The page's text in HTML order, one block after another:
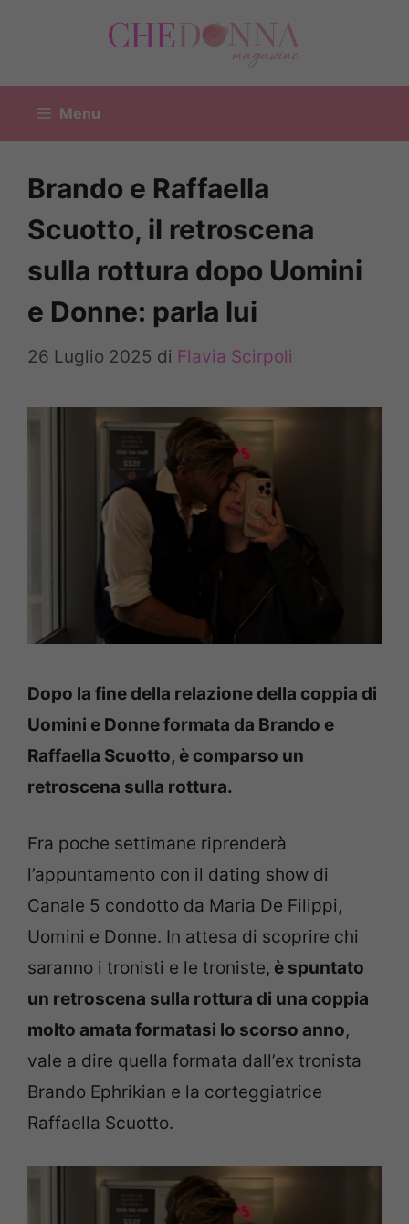
Menu
Brando e Raffaella
Scuotto, il retroscena
sulla rottura dopo Uomini
e Donne: parla lui
26 Luglio 2025 di Flavia Scirpoli
Dopo la fine della relazione della coppia di
Uomini e Donne formata da Brando e
Raffaella Scuotto, è comparso un
retroscena sulla rottura.
Fra poche settimane riprenderà
l’appuntamento con il dating show di
Canale 5 condotto da Maria De Filippi,
Uomini e Donne. In attesa di scoprire chi
saranno i tronisti e le troniste, è spuntato
un retroscena sulla rottura di una coppia
molto amata formatasi lo scorso anno,
vale a dire quella formata dall’ex tronista
Brando Ephrikian e la corteggiatrice
Raffaella Scuotto.